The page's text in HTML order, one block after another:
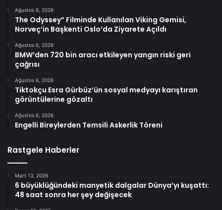
Ağustos 6, 2026
The Odyssey” Filminde Kullanılan Viking Gemisi,
Norveç’in Başkenti Oslo’da Ziyarete Açıldı
Ağustos 6, 2026
BMW’den 720 bin aracı etkileyen yangın riski geri
çağrısı
Ağustos 6, 2026
Tiktokçu Esra Gürbüz’ün sosyal medyayı karıştıran
görüntülerine gözaltı
Ağustos 6, 2026
Engelli Bireylerden Temsili Askerlik Töreni
Rastgele Haberler
Mart 13, 2026
6 büyüklüğündeki manyetik dalgalar Dünya’yı kuşattı:
48 saat sonra her şey değişecek